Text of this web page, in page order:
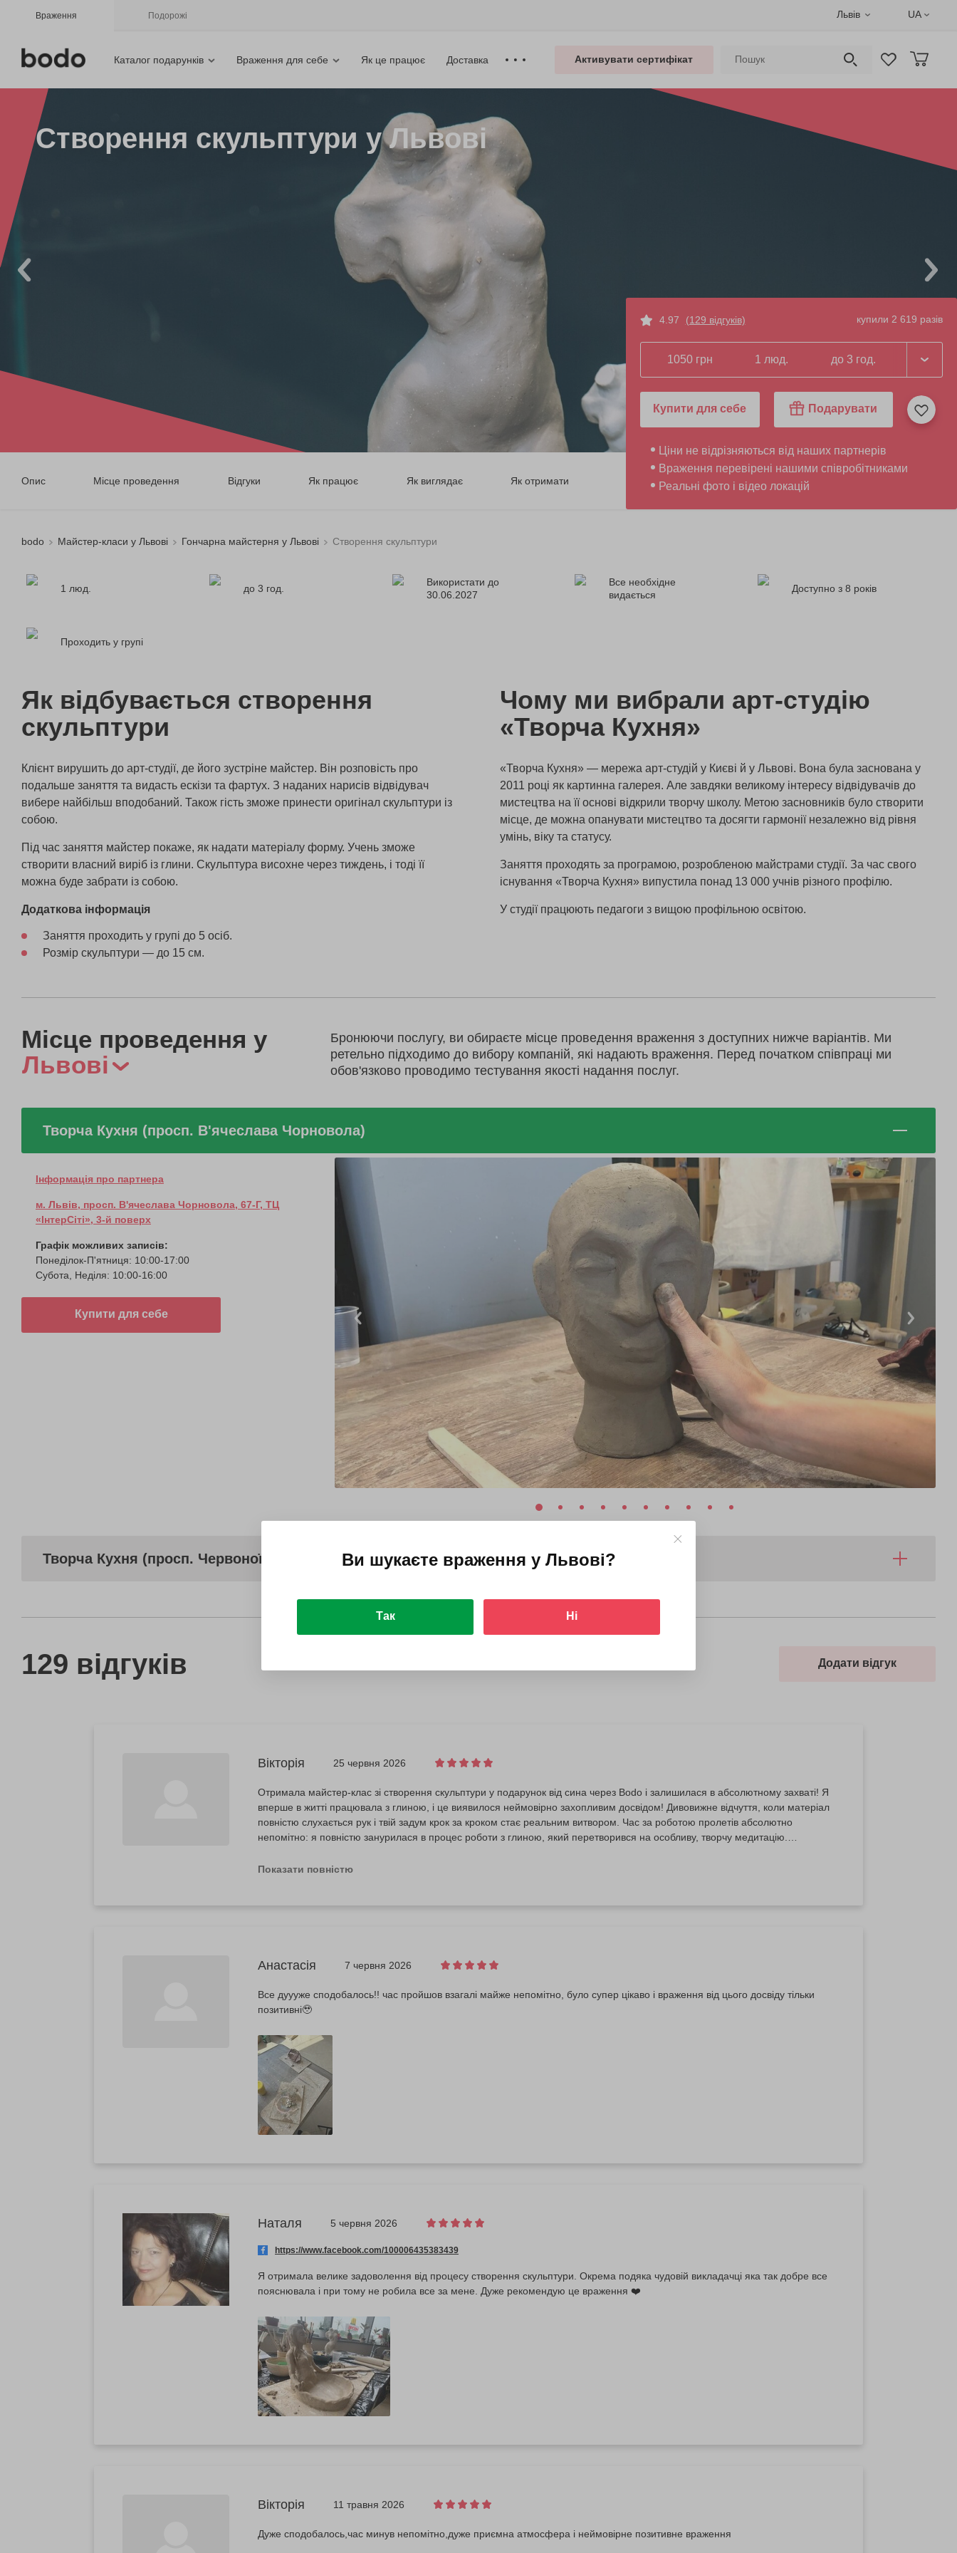
Враження Подорожі Львів UA
Каталог подарунків Враження для себе Як це працює Доставка Активувати сертифікат
Створення скульптури у Львові
Опис Місце проведення Відгуки Як працює Як виглядає Як отримати
4.97 (129 відгуків) купили 2 619 разів
1050 грн 1 люд. до 3 год.
Купити для себе Подарувати
Ціни не відрізняються від наших партнерів
Враження перевірені нашими співробітниками
Реальні фото і відео локацій
bodo Майстер-класи у Львові Гончарна майстерня у Львові Створення скульптури
1 люд. до 3 год.
Використати до
30.06.2027
Все необхідне
видається
Доступно з 8 років
Проходить у групі
Як відбувається створення
скульптури
Клієнт вирушить до арт-студії, де його зустріне майстер. Він розповість про
подальше заняття та видасть ескізи та фартух. З наданих нарисів відвідувач
вибере найбільш вподобаний. Також гість зможе принести оригінал скульптури із
собою.
Під час заняття майстер покаже, як надати матеріалу форму. Учень зможе
створити власний виріб із глини. Скульптура висохне через тиждень, і тоді її
можна буде забрати із собою.
Додаткова інформація
Заняття проходить у групі до 5 осіб.
Розмір скульптури — до 15 см.
Чому ми вибрали арт-студію
«Творча Кухня»
«Творча Кухня» — мережа арт-студій у Києві й у Львові. Вона була заснована у
2011 році як картинна галерея. Але завдяки великому інтересу відвідувачів до
мистецтва на її основі відкрили творчу школу. Метою засновників було створити
місце, де можна опанувати мистецтво та досягти гармонії незалежно від рівня
умінь, віку та статусу.
Заняття проходять за програмою, розробленою майстрами студії. За час свого
існування «Творча Кухня» випустила понад 13 000 учнів різного профілю.
У студії працюють педагоги з вищою профільною освітою.
Місце проведення у
Львові
Бронюючи послугу, ви обираєте місце проведення враження з доступних нижче варіантів. Ми
ретельно підходимо до вибору компаній, які надають враження. Перед початком співпраці ми
обов'язково проводимо тестування якості надання послуг.
Творча Кухня (просп. В'ячеслава Чорновола)
Інформація про партнера
м. Львів, просп. В'ячеслава Чорновола, 67-Г, ТЦ
«ІнтерСіті», 3-й поверх
Графік можливих записів:
Понеділок-П'ятниця: 10:00-17:00
Субота, Неділя: 10:00-16:00
Купити для себе
Творча Кухня (просп. Червоної Калини)
129 відгуків Додати відгук
Вікторія 25 червня 2026
Отримала майстер-клас зі створення скульптури у подарунок від сина через Bodo і залишилася в абсолютному захваті! Я
вперше в житті працювала з глиною, і це виявилося неймовірно захопливим досвідом! Дивовижне відчуття, коли матеріал
повністю слухається рук і твій задум крок за кроком стає реальним витвором. Час за роботою пролетів абсолютно
непомітно: я повністю занурилася в процес роботи з глиною, який перетворився на особливу, творчу медитацію.
говорить про глину, допомагаючи відчути всі властивості, характер і таємниці цього дивовижного матеріалу, що це надихає
Показати повністю
Анастасія 7 червня 2026
Все дуууже сподобалось!! час пройшов взагалі майже непомітно, було супер цікаво і враження від цього досвіду тільки
позитивні🥹
Наталя 5 червня 2026
https://www.facebook.com/100006435383439
Я отримала велике задоволення від процесу створення скульптури. Окрема подяка чудовій викладачці яка так добре все
пояснювала і при тому не робила все за мене. Дуже рекомендую це враження ❤️
Вікторія 11 травня 2026
Дуже сподобалось,час минув непомітно,дуже приємна атмосфера і неймовірне позитивне враження
Ви шукаєте враження у Львові?
Так Ні